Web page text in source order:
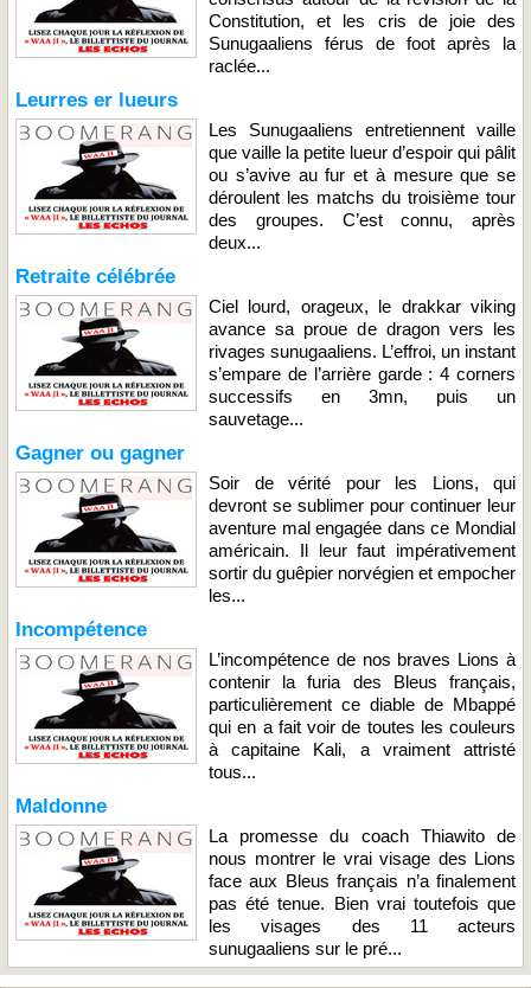
Constitution, et les cris de joie des
Sunugaaliens férus de foot après la
raclée...
Leurres er lueurs
Les Sunugaaliens entretiennent vaille
que vaille la petite lueur d’espoir qui pâlit
ou s’avive au fur et à mesure que se
déroulent les matchs du troisième tour
des groupes. C’est connu, après
deux...
Retraite célébrée
Ciel lourd, orageux, le drakkar viking
avance sa proue de dragon vers les
rivages sunugaaliens. L’effroi, un instant
s’empare de l’arrière garde : 4 corners
successifs en 3mn, puis un
sauvetage...
Gagner ou gagner
Soir de vérité pour les Lions, qui
devront se sublimer pour continuer leur
aventure mal engagée dans ce Mondial
américain. Il leur faut impérativement
sortir du guêpier norvégien et empocher
les...
Incompétence
L’incompétence de nos braves Lions à
contenir la furia des Bleus français,
particulièrement ce diable de Mbappé
qui en a fait voir de toutes les couleurs
à capitaine Kali, a vraiment attristé
tous...
Maldonne
La promesse du coach Thiawito de
nous montrer le vrai visage des Lions
face aux Bleus français n’a finalement
pas été tenue. Bien vrai toutefois que
les visages des 11 acteurs
sunugaaliens sur le pré...